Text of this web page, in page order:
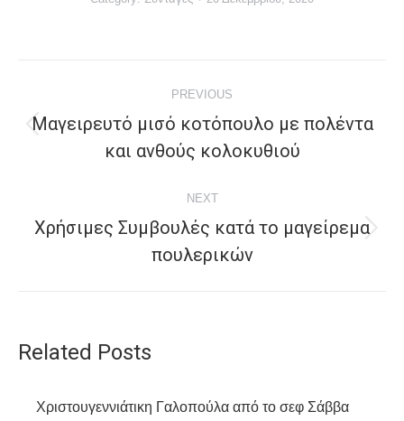
navigation
PREVIOUS
post:
Μαγειρευτό μισό κοτόπουλο με πολέντα
και ανθούς κολοκυθιού
NEXT
Next
post:
Χρήσιμες Συμβουλές κατά το μαγείρεμα
πουλερικών
Related Posts
Χριστουγεννιάτικη Γαλοπούλα από το σεφ Σάββα